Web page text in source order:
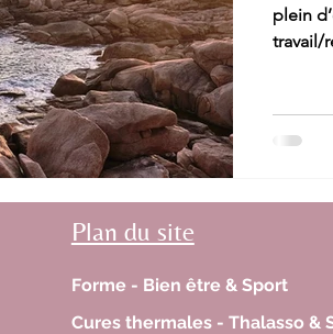
plein
travail/
Plan du site
Forme - Bien être & Sport
Cures thermales - Thalasso &